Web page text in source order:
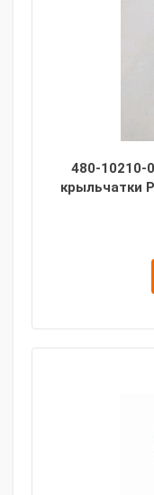
480-10210-
крыльчатки